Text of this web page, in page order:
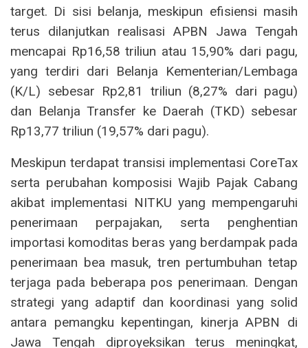
target. Di sisi belanja, meskipun efisiensi masih
terus dilanjutkan realisasi APBN Jawa Tengah
mencapai Rp16,58 triliun atau 15,90% dari pagu,
yang terdiri dari Belanja Kementerian/Lembaga
(K/L) sebesar Rp2,81 triliun (8,27% dari pagu)
dan Belanja Transfer ke Daerah (TKD) sebesar
Rp13,77 triliun (19,57% dari pagu).
Meskipun terdapat transisi implementasi CoreTax
serta perubahan komposisi Wajib Pajak Cabang
akibat implementasi NITKU yang mempengaruhi
penerimaan perpajakan, serta penghentian
importasi komoditas beras yang berdampak pada
penerimaan bea masuk, tren pertumbuhan tetap
terjaga pada beberapa pos penerimaan. Dengan
strategi yang adaptif dan koordinasi yang solid
antara pemangku kepentingan, kinerja APBN di
Jawa Tengah diproyeksikan terus meningkat,